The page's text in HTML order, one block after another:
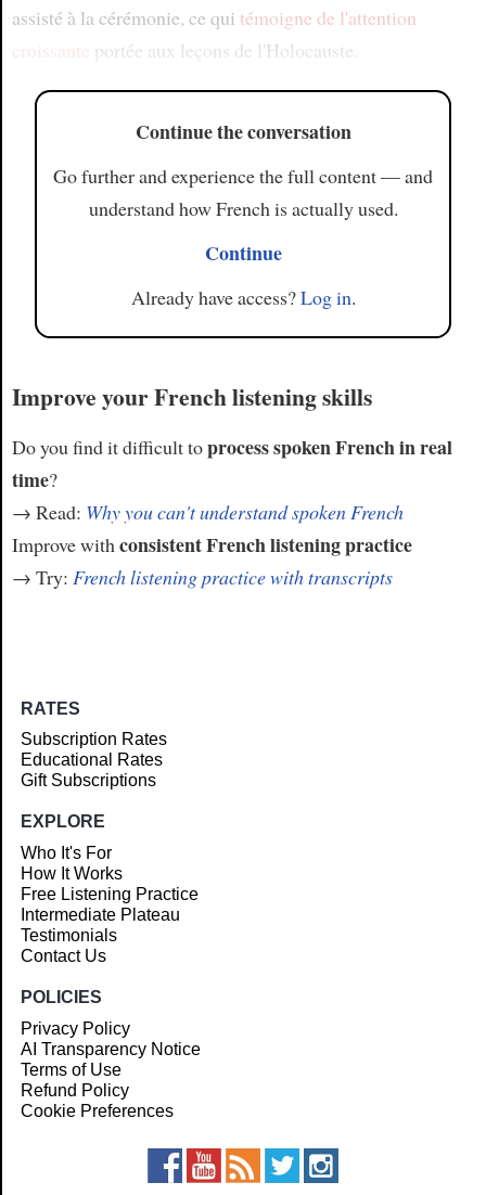
assisté à la cérémonie, ce qui témoigne de l'attention
croissante portée aux leçons de l'Holocauste.
Continue the conversation
Go further and experience the full content — and
understand how French is actually used.
Continue
Already have access?Log in.
Improve your French listening skills
Do you find it difficult toprocess spoken French in real
time?
→ Read: Why you can't understand spoken French
Improve withconsistent French listening practice
→ Try: French listening practice with transcripts
RATES
Subscription Rates
Educational Rates
Gift Subscriptions
EXPLORE
Who It's For
How It Works
Free Listening Practice
Intermediate Plateau
Testimonials
Contact Us
POLICIES
Privacy Policy
AI Transparency Notice
Terms of Use
Refund Policy
Cookie Preferences